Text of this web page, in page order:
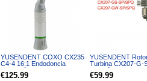
YUSENDENT COXO CX235
C4-4 16:1 Endodoncia
Contra-ángulo Reductor
Botón Pieza de Mano
€125.99
YUSENDENT
Turbina CX207-G-
Fibra óptica Pieza
Cabeza Estándar
€59.99